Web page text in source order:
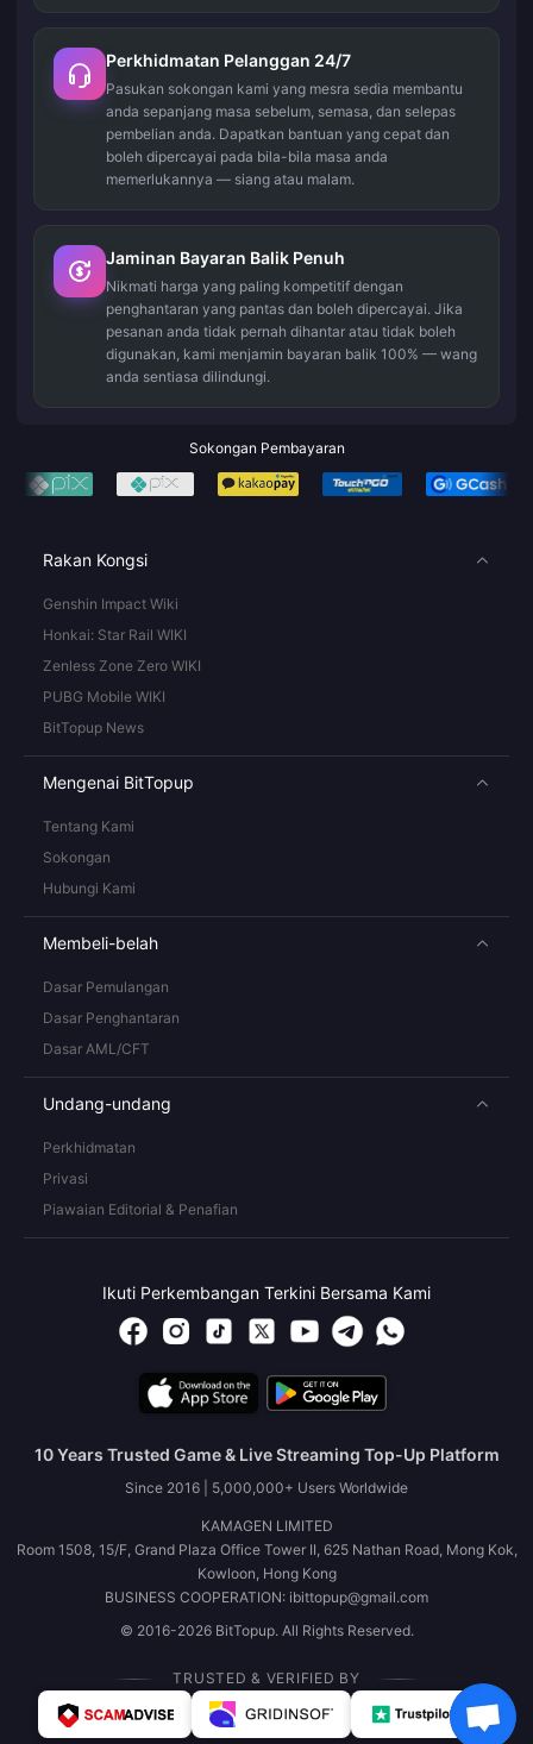
Perkhidmatan Pelanggan 24/7
Pasukan sokongan kami yang mesra sedia membantu
anda sepanjang masa sebelum, semasa, dan selepas
pembelian anda. Dapatkan bantuan yang cepat dan
boleh dipercayai pada bila-bila masa anda
memerlukannya — siang atau malam.
Jaminan Bayaran Balik Penuh
Nikmati harga yang paling kompetitif dengan
penghantaran yang pantas dan boleh dipercayai. Jika
pesanan anda tidak pernah dihantar atau tidak boleh
digunakan, kami menjamin bayaran balik 100% — wang
anda sentiasa dilindungi.
Sokongan Pembayaran
Rakan Kongsi
Genshin Impact Wiki
Honkai: Star Rail WIKI
Zenless Zone Zero WIKI
PUBG Mobile WIKI
BitTopup News
Mengenai BitTopup
Tentang Kami
Sokongan
Hubungi Kami
Membeli-belah
Dasar Pemulangan
Dasar Penghantaran
Dasar AML/CFT
Undang-undang
Perkhidmatan
Privasi
Piawaian Editorial & Penafian
Ikuti Perkembangan Terkini Bersama Kami
10 Years Trusted Game & Live Streaming Top-Up Platform
Since 2016 | 5,000,000+ Users Worldwide
KAMAGEN LIMITED
Room 1508, 15/F, Grand Plaza Office Tower II, 625 Nathan Road, Mong Kok,
Kowloon, Hong Kong
BUSINESS COOPERATION: ibittopup@gmail.com
© 2016-2026 BitTopup. All Rights Reserved.
TRUSTED & VERIFIED BY